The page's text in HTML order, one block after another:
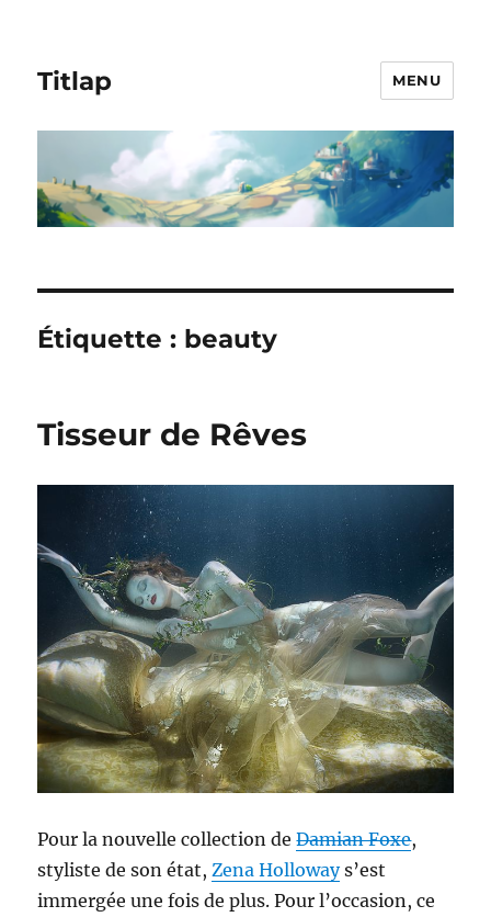
Titlap MENU
Étiquette : beauty
Tisseur de Rêves
Pour la nouvelle collection deDamian Foxe,
styliste de son état,Zena Holloways’est
immergée une fois de plus. Pour l’occasion, ce